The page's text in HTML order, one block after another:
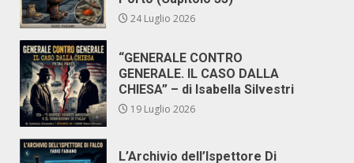
24 Luglio 2026
“GENERALE CONTRO
GENERALE. IL CASO DALLA
CHIESA” – di Isabella Silvestri
19 Luglio 2026
L’Archivio dell’Ispettore Di